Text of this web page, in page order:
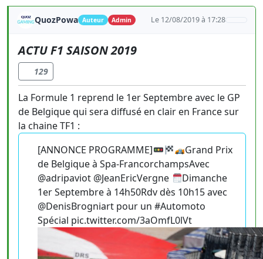
QuozPowa Auteur Admin Le 12/08/2019 à 17:28
ACTU F1 SAISON 2019
129
La Formule 1 reprend le 1er Septembre avec le GP
de Belgique qui sera diffusé en clair en France sur
la chaine TF1 :
[ANNONCE PROGRAMME]
Grand Prix
de Belgique à Spa-FrancorchampsAvec
@adripaviot @JeanEricVergne
Dimanche
1er Septembre à 14h50Rdv dès 10h15 avec
@DenisBrogniart pour un #Automoto
Spécial pic.twitter.com/3aOmfL0lVt